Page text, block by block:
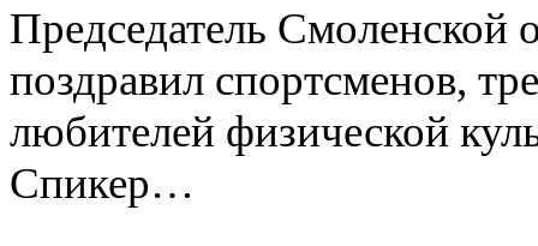
Председатель
поздравил спортсменов,
любителей физической
Спикер…